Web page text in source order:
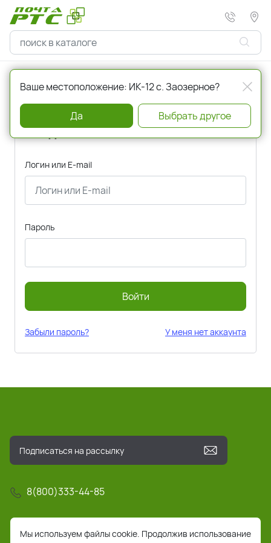
Главная Авторизация
Вход
Логин или E-mail
Пароль
Войти
Забыли пароль? У меня нет аккаунта
8(800)333-44-85
info@pochta-rts.ru
Мы используем файлы cookie. Продолжив использование
Ваше местоположение: ИК-12 с. Заозерное?
Да Выбрать другое